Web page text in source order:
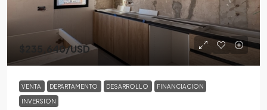
$235,640/USD
VENTA DEPARTAMENTO DESARROLLO FINANCIACION
INVERSION